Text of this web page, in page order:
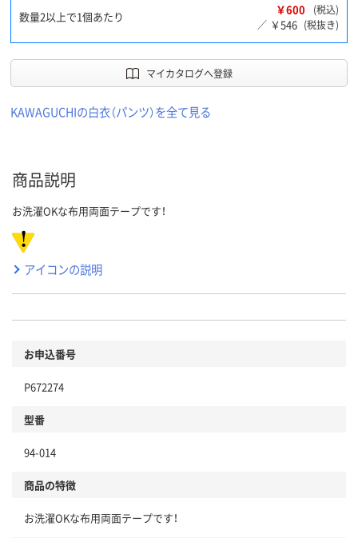
数量2以上で1個あたり ￥600
(税込)
／ ￥546 (税抜き)
マイカタログへ登録
KAWAGUCHIの白衣（パンツ）を全て見る
商品説明
お洗濯OKな布用両面テープです！
アイコンの説明
お申込番号
P672274
型番
94-014
商品の特徴
お洗濯OKな布用両面テープです！